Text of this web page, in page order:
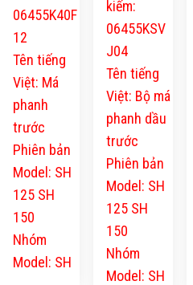
06455K40F
12
Tên tiếng
Việt: Má
phanh
trước
Phiên bản
Model: SH
125 SH
150
Nhóm
Model: SH
kiếm:
06455KSV
J04
Tên tiếng
Việt: Bộ má
phanh dầu
trước
Phiên bản
Model: SH
125 SH
150
Nhóm
Model: SH